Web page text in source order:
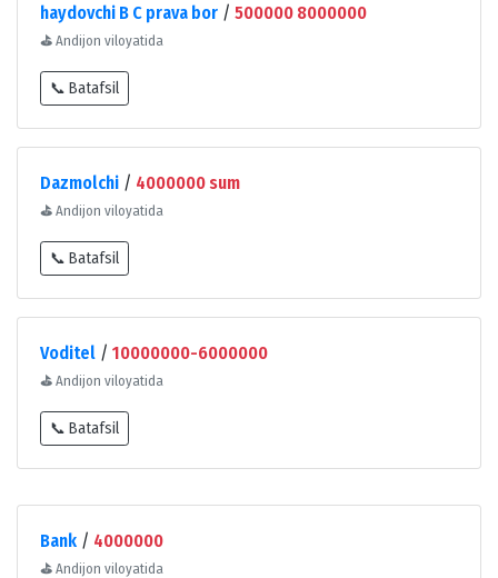
haydovchi B C prava bor / 500000 8000000
⛳ Andijon viloyatida
📞 Batafsil
Dazmolchi / 4000000 sum
⛳ Andijon viloyatida
📞 Batafsil
Voditel / 10000000-6000000
⛳ Andijon viloyatida
📞 Batafsil
Bank / 4000000
⛳ Andijon viloyatida